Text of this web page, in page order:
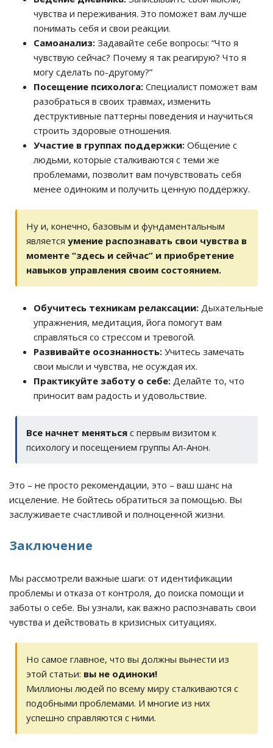
чувства и переживания. Это поможет вам лучше
понимать себя и свои реакции.
Самоанализ: Задавайте себе вопросы: “Что я
чувствую сейчас? Почему я так реагирую? Что я
могу сделать по-другому?”
Посещение психолога: Специалист поможет вам
разобраться в своих травмах, изменить
деструктивные паттерны поведения и научиться
строить здоровые отношения.
Участие в группах поддержки: Общение с
людьми, которые сталкиваются с теми же
проблемами, позволит вам почувствовать себя
менее одиноким и получить ценную поддержку.
Ну и, конечно, базовым и фундаментальным
является умение распознавать свои чувства в
моменте “здесь и сейчас” и приобретение
навыков управления своим состоянием.
Обучитесь техникам релаксации: Дыхательные
упражнения, медитация, йога помогут вам
справляться со стрессом и тревогой.
Развивайте осознанность: Учитесь замечать
свои мысли и чувства, не осуждая их.
Практикуйте заботу о себе: Делайте то, что
приносит вам радость и удовольствие.
Все начнет меняться с первым визитом к
психологу и посещением группы Ал-Анон.
Это – не просто рекомендации, это – ваш шанс на
исцеление. Не бойтесь обратиться за помощью. Вы
заслуживаете счастливой и полноценной жизни.
Заключение
Мы рассмотрели важные шаги: от идентификации
проблемы и отказа от контроля, до поиска помощи и
заботы о себе. Вы узнали, как важно распознавать свои
чувства и действовать в кризисных ситуациях.
Но самое главное, что вы должны вынести из
этой статьи: вы не одиноки!
Миллионы людей по всему миру сталкиваются с
подобными проблемами. И многие из них
успешно справляются с ними.